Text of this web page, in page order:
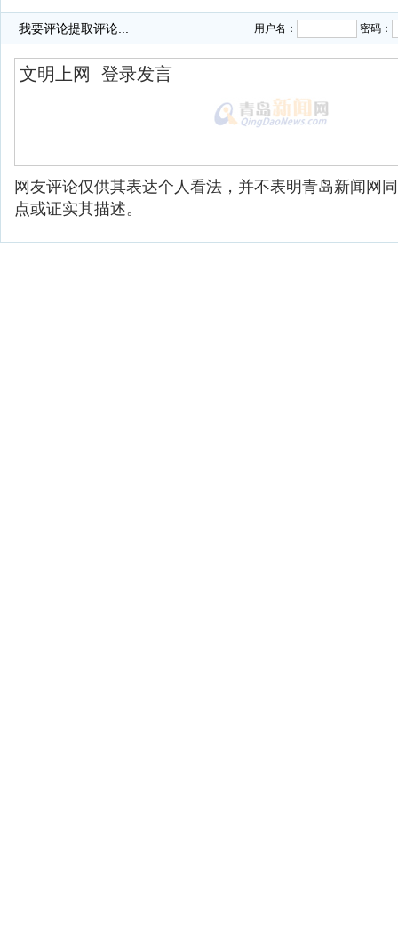
我要评论提取评论... 用户名： 密码：
网友评论仅供其表达个人看法，并不表明青岛新闻网
点或证实其描述。